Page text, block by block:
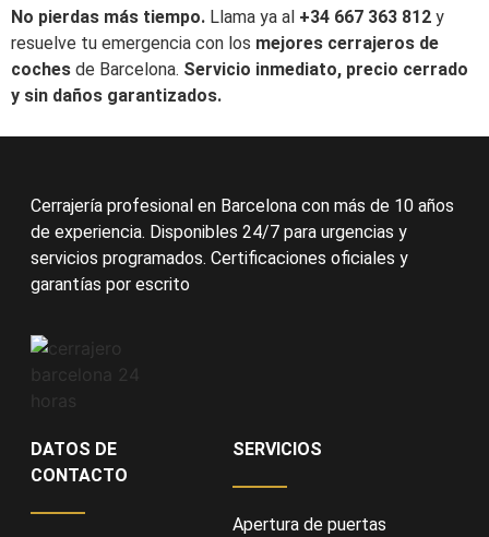
No pierdas más tiempo. Llama ya al +34 667 363 812 y
resuelve tu emergencia con los mejores cerrajeros de
coches de Barcelona. Servicio inmediato, precio cerrado
y sin daños garantizados.
Cerrajería profesional en Barcelona con más de 10 años
de experiencia. Disponibles 24/7 para urgencias y
servicios programados. Certificaciones oficiales y
garantías por escrito
DATOS DE
CONTACTO
SERVICIOS
Apertura de puertas